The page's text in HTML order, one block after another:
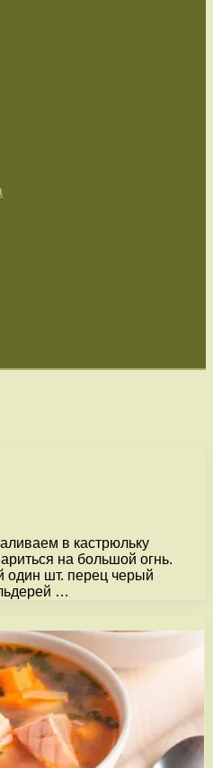
в кастрюльку
на большой огнь.
один шт. перец черый
…